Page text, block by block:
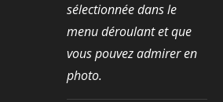
sélectionnée dans le
menu déroulant et que
vous pouvez admirer en
photo.